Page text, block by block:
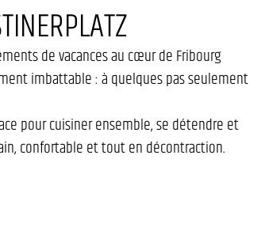
de vacances au cœur de Fribourg
imbattable : à quelques pas seulement
pour cuisiner ensemble, se détendre et
confortable et tout en décontraction.